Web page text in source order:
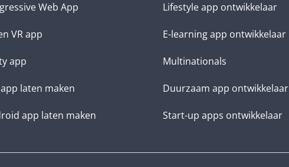
Web App
VR app
app
app laten maken
app laten maken
Lifestyle app ontwikkelaar
E-learning app ontwikkelaar
Multinationals
Duurzaam app ontwikkelaar
Start-up apps ontwikkelaar